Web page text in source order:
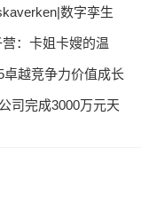
数字孪生
：卡姐卡嫂的温
卓越竞争力价值成长
司完成3000万元天